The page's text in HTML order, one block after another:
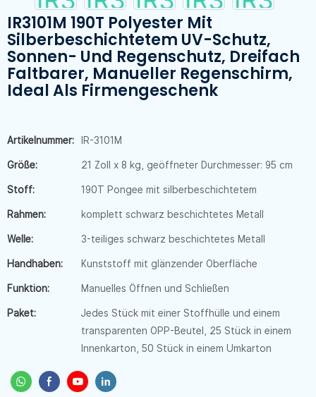
IR3101M 190T Polyester Mit
Silberbeschichtetem UV-Schutz,
Sonnen- Und Regenschutz, Dreifach
Faltbarer, Manueller Regenschirm,
Ideal Als Firmengeschenk
Artikelnummer: IR-3101M
Größe: 21 Zoll x 8 kg, geöffneter Durchmesser: 95 cm
Stoff: 190T Pongee mit silberbeschichtetem
Rahmen: komplett schwarz beschichtetes Metall
Welle: 3-teiliges schwarz beschichtetes Metall
Handhaben: Kunststoff mit glänzender Oberfläche
Funktion: Manuelles Öffnen und Schließen
Paket:
Jedes Stück mit einer Stoffhülle und einem
transparenten OPP-Beutel, 25 Stück in einem
Innenkarton, 50 Stück in einem Umkarton